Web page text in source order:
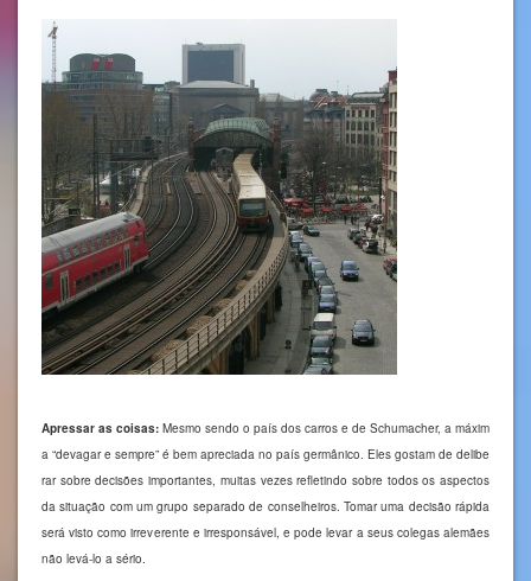
Apressar as coisas: Mesmo sendo o país dos carros e de Schumacher, a máxim
a “devagar e sempre” é bem apreciada no país germânico. Eles gostam de delibe
rar sobre decisões importantes, muitas vezes refletindo sobre todos os aspectos
da situação com um grupo separado de conselheiros. Tomar uma decisão rápida
será visto como irreverente e irresponsável, e pode levar a seus colegas alemães
não levá-lo a sério.